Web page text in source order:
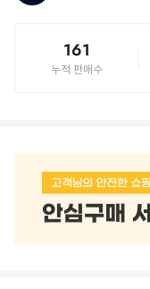
161
누적 판매수